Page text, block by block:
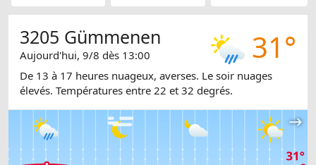
31°
3205 Gümmenen
Aujourd'hui, 9/8 dès 13:00
De 13 à 17 heures nuageux, averses. Le soir nuages
élevés. Températures entre 22 et 32 degrés.